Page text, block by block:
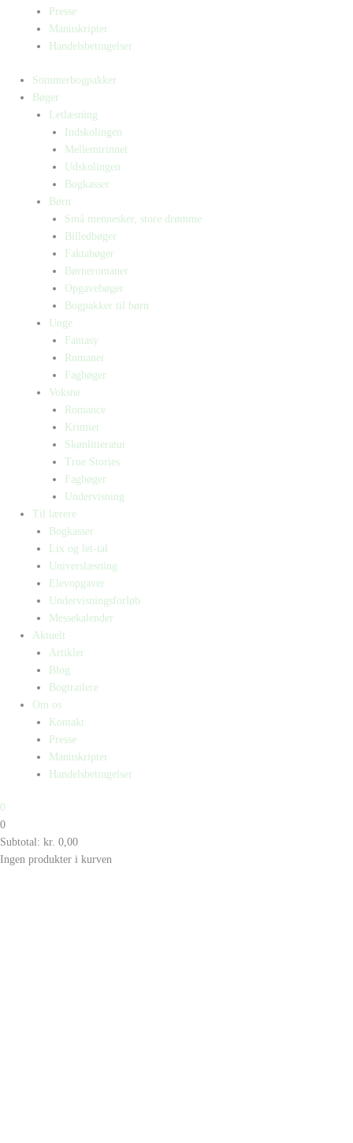
Presse
Manuskripter
Handelsbetingelser
Sommerbogpakker
Bøger
Letlæsning
Indskolingen
Mellemtrinnet
Udskolingen
Bogkasser
Børn
Små mennesker, store drømme
Billedbøger
Faktabøger
Børneromaner
Opgavebøger
Bogpakker til børn
Unge
Fantasy
Romaner
Fagbøger
Voksne
Romance
Krimier
Skønlitteratur
True Stories
Fagbøger
Undervisning
Til lærere
Bogkasser
Lix og let-tal
Universlæsning
Elevopgaver
Undervisningsforløb
Messekalender
Aktuelt
Artikler
Blog
Bogtrailere
Om os
Kontakt
Presse
Manuskripter
Handelsbetingelser
0
0
Subtotal: kr. 0,00
Ingen produkter i kurven